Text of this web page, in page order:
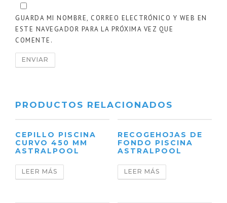
GUARDA MI NOMBRE, CORREO ELECTRÓNICO Y WEB EN
ESTE NAVEGADOR PARA LA PRÓXIMA VEZ QUE
COMENTE.
PRODUCTOS RELACIONADOS
CEPILLO PISCINA
CURVO 450 MM
ASTRALPOOL
LEER MÁS
RECOGEHOJAS DE
FONDO PISCINA
ASTRALPOOL
LEER MÁS